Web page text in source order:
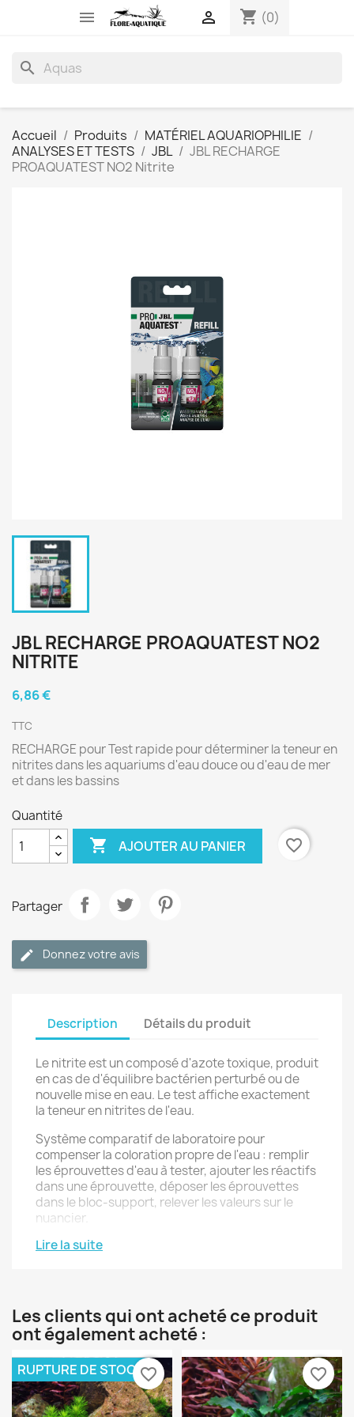
 shopping_cart (0)

search
Accueil Produits
MATÉRIEL AQUARIOPHILIE
ANALYSES ET TESTS
JBL
JBL RECHARGE
PROAQUATEST NO2 Nitrite
JBL RECHARGE PROAQUATEST NO2
NITRITE
6,86 €
TTC
RECHARGE pour Test rapide pour déterminer la teneur en
nitrites dans les aquariums d'eau douce ou d'eau de mer
et dans les bassins
Quantité
 AJOUTER AU PANIER favorite_border
Partager
Donnez votre avis
Description Détails du produit
Le nitrite est un composé d'azote toxique, produit
en cas de d'équilibre bactérien perturbé ou de
nouvelle mise en eau. Le test affiche exactement
la teneur en nitrites de l'eau.
Système comparatif de laboratoire pour
compenser la coloration propre de l'eau : remplir
les éprouvettes d'eau à tester, ajouter les réactifs
dans une éprouvette, déposer les éprouvettes
dans le bloc-support, relever les valeurs sur le
nuancier.
Utilisation : pour nouveau bac d'eau douce : tous
Sur le site JBL/Thèmes/Aquarium ou Bassin, vous
trouverez des infos détaillées sur les analyses
d'eau et les dépannages
Compris dans la livraison : 1 Test Nitrites pour env.
50 mesures, 2 réactifs, 2 éprouvettes en verre à
Lire la suite
Les clients qui ont acheté ce produit
ont également acheté :
RUPTURE DE STOCKfavorite_border favorite_border